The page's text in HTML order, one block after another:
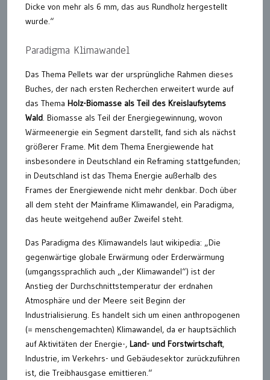
Dicke von mehr als 6 mm, das aus Rundholz hergestellt
wurde.“
Paradigma Klimawandel
Das Thema Pellets war der ursprüngliche Rahmen dieses
Buches, der nach ersten Recherchen erweitert wurde auf
das Thema Holz-Biomasse als Teil des Kreislaufsytems
Wald. Biomasse als Teil der Energiegewinnung, wovon
Wärmeenergie ein Segment darstellt, fand sich als nächst
größerer Frame. Mit dem Thema Energiewende hat
insbesondere in Deutschland ein Reframing stattgefunden;
in Deutschland ist das Thema Energie außerhalb des
Frames der Energiewende nicht mehr denkbar. Doch über
all dem steht der Mainframe Klimawandel, ein Paradigma,
das heute weitgehend außer Zweifel steht.
Das Paradigma des Klimawandels laut wikipedia: „Die
gegenwärtige globale Erwärmung oder Erderwärmung
(umgangssprachlich auch „der Klimawandel“) ist der
Anstieg der Durchschnittstemperatur der erdnahen
Atmosphäre und der Meere seit Beginn der
Industrialisierung. Es handelt sich um einen anthropogenen
(= menschengemachten) Klimawandel, da er hauptsächlich
auf Aktivitäten der Energie-, Land- und Forstwirtschaft,
Industrie, im Verkehrs- und Gebäudesektor zurückzuführen
ist, die Treibhausgase emittieren.“